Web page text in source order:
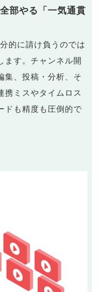
部やる「一気通貫
的に請け負うのでは
ます。チャンネル開
集、投稿・分析、そ
携ミスやタイムロス
ドも精度も圧倒的で